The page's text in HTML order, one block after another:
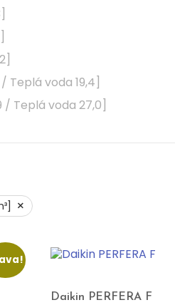
Teplá voda 19,4]
/ Teplá voda 27,0]
×
Daikin PERFERA F